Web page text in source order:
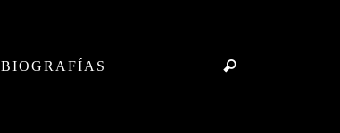
BIOGRAFÍAS